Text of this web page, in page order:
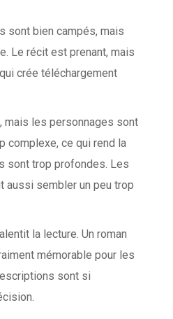
sont bien campés, mais
Le récit est prenant, mais
crée téléchargement
mais les personnages sont
complexe, ce qui rend la
sont trop profondes. Les
aussi sembler un peu trop
la lecture. Un roman
mémorable pour les
sont si